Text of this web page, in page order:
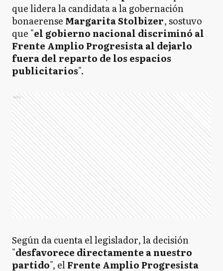
que lidera la candidata a la gobernación
bonaerense Margarita Stolbizer, sostuvo
que "el gobierno nacional discriminó al
Frente Amplio Progresista al dejarlo
fuera del reparto de los espacios
publicitarios".
Ads
Según da cuenta el legislador, la decisión
"desfavorece directamente a nuestro
partido", elFrente Amplio Progresista